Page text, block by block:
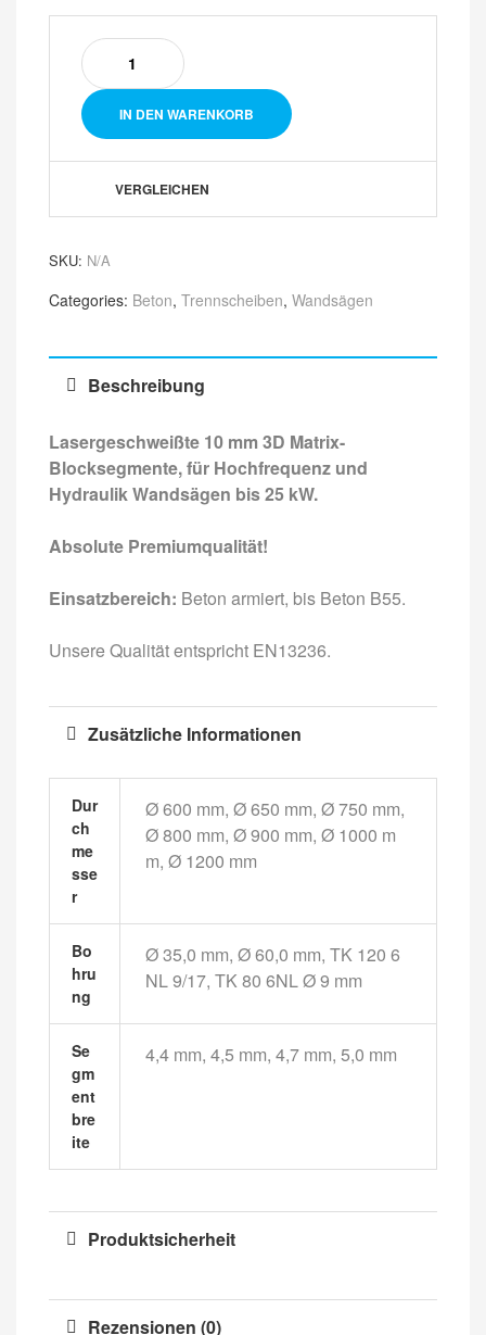
IN DEN WARENKORB
VERGLEICHEN
SKU: N/A
Categories: Beton, Trennscheiben, Wandsägen
Beschreibung
Lasergeschweißte 10 mm 3D Matrix-
Blocksegmente, für Hochfrequenz und
Hydraulik Wandsägen bis 25 kW.
Absolute Premiumqualität!
Einsatzbereich: Beton armiert, bis Beton B55.
Unsere Qualität entspricht EN13236.
Zusätzliche Informationen
Dur
Ch
Me
Sse
R
Ø 600 mm, Ø 650 mm, Ø 750 mm,
Ø 800 mm, Ø 900 mm, Ø 1000 m
m, Ø 1200 mm
Bo
Hru
Ng
Ø 35,0 mm, Ø 60,0 mm, TK 120 6
NL 9/17, TK 80 6NL Ø 9 mm
Se
Gm
Ent
Bre
Ite
4,4 mm, 4,5 mm, 4,7 mm, 5,0 mm
Produktsicherheit
Rezensionen (0)